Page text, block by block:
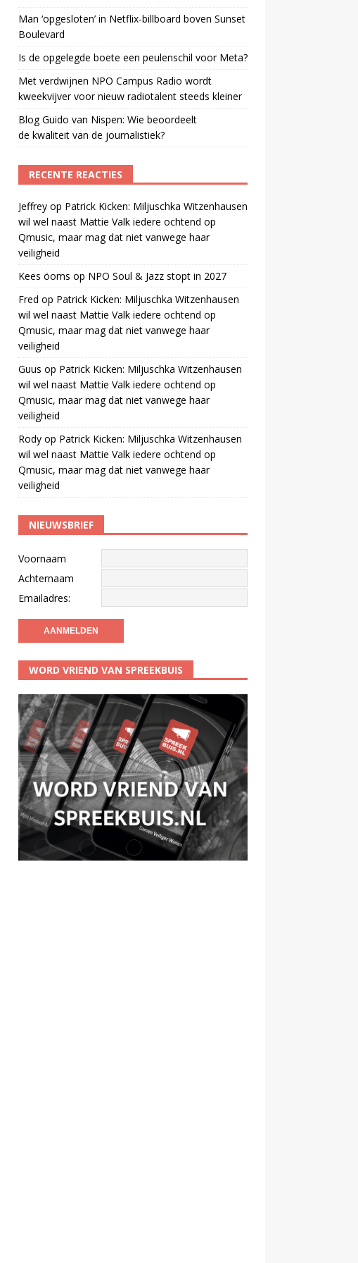
Man ‘opgesloten’ in Netflix-billboard boven Sunset
Boulevard
Is de opgelegde boete een peulenschil voor Meta?
Met verdwijnen NPO Campus Radio wordt
kweekvijver voor nieuw radiotalent steeds kleiner
Blog Guido van Nispen: Wie beoordeelt
de kwaliteit van de journalistiek?
RECENTE REACTIES
Jeffreyop Patrick Kicken: Miljuschka Witzenhausen
wil wel naast Mattie Valk iedere ochtend op
Qmusic, maar mag dat niet vanwege haar
veiligheid
Kees öoms op NPO Soul & Jazz stopt in 2027
Fred op Patrick Kicken: Miljuschka Witzenhausen
wil wel naast Mattie Valk iedere ochtend op
Qmusic, maar mag dat niet vanwege haar
veiligheid
Guus op Patrick Kicken: Miljuschka Witzenhausen
wil wel naast Mattie Valk iedere ochtend op
Qmusic, maar mag dat niet vanwege haar
veiligheid
Rodyop Patrick Kicken: Miljuschka Witzenhausen
wil wel naast Mattie Valk iedere ochtend op
Qmusic, maar mag dat niet vanwege haar
veiligheid
NIEUWSBRIEF
Voornaam
Achternaam
Emailadres:
WORD VRIEND VAN SPREEKBUIS